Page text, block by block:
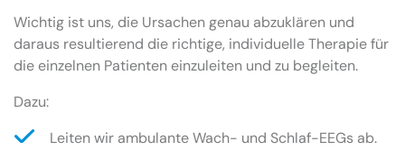
Wichtig ist uns, die Ursachen genau abzuklären und
daraus resultierend die richtige, individuelle Therapie für
die einzelnen Patienten einzuleiten und zu begleiten.
Dazu:
Leiten wir ambulante Wach- und Schlaf-EEGs ab.